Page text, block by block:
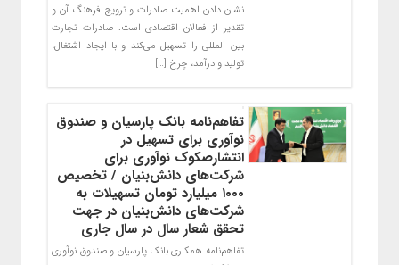
نشان دادن اهمیت صادرات و ترویج فرهنگ آن و
تقدیر از فعالان اقتصادی است. صادرات تجارت
بین المللی را تسهیل می‌کند و با ایجاد اشتغال،
تولید و درآمد، چرخ […]
تفاهم‌نامه بانک پارسیان و صندوق
نوآوری برای تسهیل در
انتشارصکوک نوآوری برای
شرکت‌های دانش‌بنیان / تخصیص
۱۰۰۰ میلیارد تومان تسهیلات به
شرکت‌های دانش‌بنیان در جهت
تحقق شعار سال در سال جاری
تفاهم‌نامه همکاری بانک پارسیان و صندوق نو‌آوری